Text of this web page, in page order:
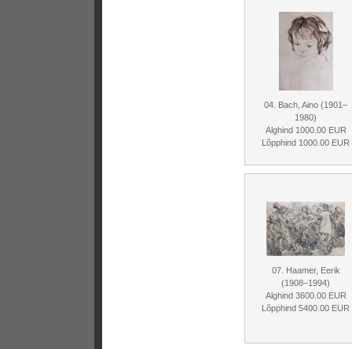
04. Bach, Aino (1901–
1980)
Alghind 1000.00 EUR
Lõpphind 1000.00 EUR
07. Haamer, Eerik
(1908–1994)
Alghind 3600.00 EUR
Lõpphind 5400.00 EUR